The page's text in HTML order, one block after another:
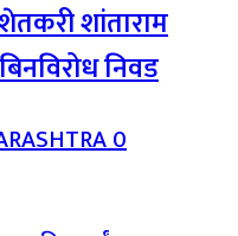
शांताराम
निवड
0